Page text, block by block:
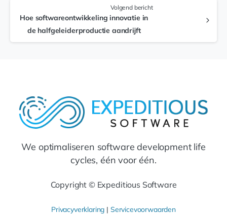
Volgend bericht
Hoe softwareontwikkeling innovatie in
de halfgeleiderproductie aandrijft
We optimaliseren software development life
cycles, één voor één.
Copyright © Expeditious Software
Privacyverklaring | Servicevoorwaarden